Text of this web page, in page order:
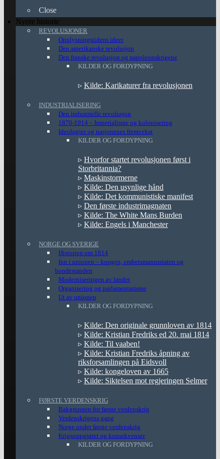
Close
Nyere historie
REVOLUSJONER
Opplysningstidens ideer
Den amerikanske revolusjon
Den franske revolusjon og napoleonskrigene
KILDER OG FORDYPNING
▹ Kilde: Karikaturer fra revolusjonen
INDUSTRIALISERING
Den industrielle revolusjon
1870-1914 – Imperialisme og kolonisering
Ideologier og nasjonenes fremvekst
KILDER OG FORDYPNING
▹ Hvorfor startet revolusjonen først i
Storbritannia?
▹ Maskinstormerne
▹ Kilde: Den usynlige hånd
▹ Kilde: Det kommunistiske manifest
▹ Den første industrimagnaten
▹ Kilde: The White Mans Burden
▹ Kilde: Engels i Manchester
NORGE OG SVERIGE
Historien om 1814
Inn i unionen – kongen, embetsmannsstaten og
bondestanden
Moderniseringen av landet
Organisering og parlamentarisme
Ut av unionen
KILDER OG FORDYPNING
▹ Kilde: Den originale grunnloven av 1814
▹ Kilde: Kristian Fredriks ed 20. mai 1814
▹ Kilde: Til vaaben!
▹ Kilde: Kristian Fredriks åpning av
riksforsamlingen på Eidsvoll
▹ Kilde: kongeloven av 1665
▹ Kilde: Siktelsen mot regjeringen Selmer
FØRSTE VERDENSKRIG
Bakgrunnen for første verdenskrig
Verdenskrigens gang
Norge under første verdenskrig
Krigsoppgjøret og konsekvenser
KILDER OG FORDYPNING